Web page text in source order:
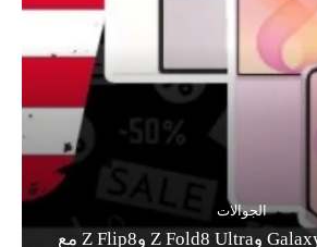
الجوالات
توافر Galaxy Z Fold8 وZ Fold8 Ultra وZ Flip8 مع